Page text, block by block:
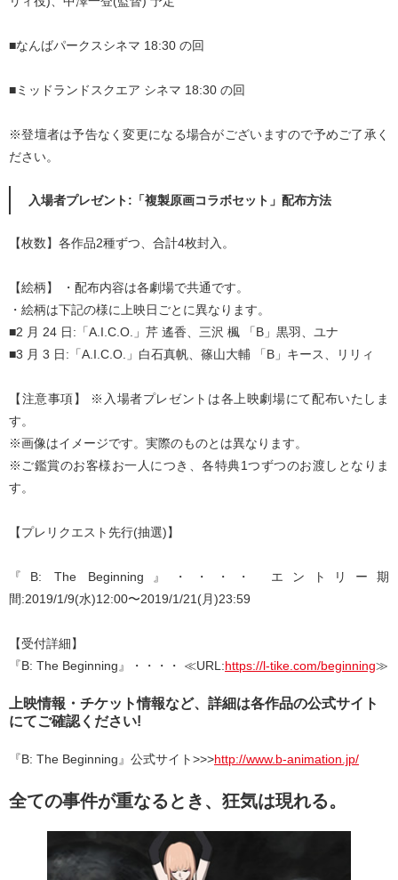
■なんばパークスシネマ 18:30 の回
■ミッドランドスクエア シネマ 18:30 の回
※登壇者は予告なく変更になる場合がございますので予めご了承く
ださい。
入場者プレゼント:「複製原画コラボセット」配布方法
【枚数】各作品2種ずつ、合計4枚封入。
【絵柄】 ・配布内容は各劇場で共通です。
・絵柄は下記の様に上映日ごとに異なります。
■2 月 24 日:「A.I.C.O.」芹 遙香、三沢 楓 「B」黒羽、ユナ
■3 月 3 日:「A.I.C.O.」白石真帆、篠山大輔 「B」キース、リリィ
【注意事項】 ※入場者プレゼントは各上映劇場にて配布いたしま
す。
※画像はイメージです。実際のものとは異なります。
※ご鑑賞のお客様お一人につき、各特典1つずつのお渡しとなりま
す。
【プレリクエスト先行(抽選)】
『B: The Beginning』・・・・ エントリー期
間:2019/1/9(水)12:00〜2019/1/21(月)23:59
【受付詳細】
『B: The Beginning』・・・・ ≪URL:https://l-tike.com/beginning≫
上映情報・チケット情報など、詳細は各作品の公式サイト
にてご確認ください!
『B: The Beginning』公式サイト>>>http://www.b-animation.jp/
全ての事件が重なるとき、狂気は現れる。